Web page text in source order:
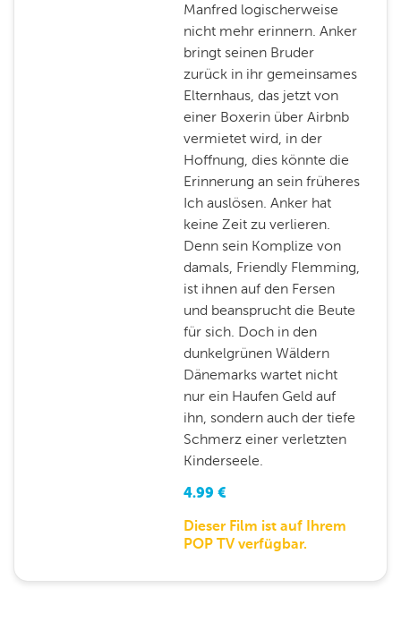
Manfred logischerweise
nicht mehr erinnern. Anker
bringt seinen Bruder
zurück in ihr gemeinsames
Elternhaus, das jetzt von
einer Boxerin über Airbnb
vermietet wird, in der
Hoffnung, dies könnte die
Erinnerung an sein früheres
Ich auslösen. Anker hat
keine Zeit zu verlieren.
Denn sein Komplize von
damals, Friendly Flemming,
ist ihnen auf den Fersen
und beansprucht die Beute
für sich. Doch in den
dunkelgrünen Wäldern
Dänemarks wartet nicht
nur ein Haufen Geld auf
ihn, sondern auch der tiefe
Schmerz einer verletzten
Kinderseele.
4.99 €
Dieser Film ist auf Ihrem
POP TV verfügbar.